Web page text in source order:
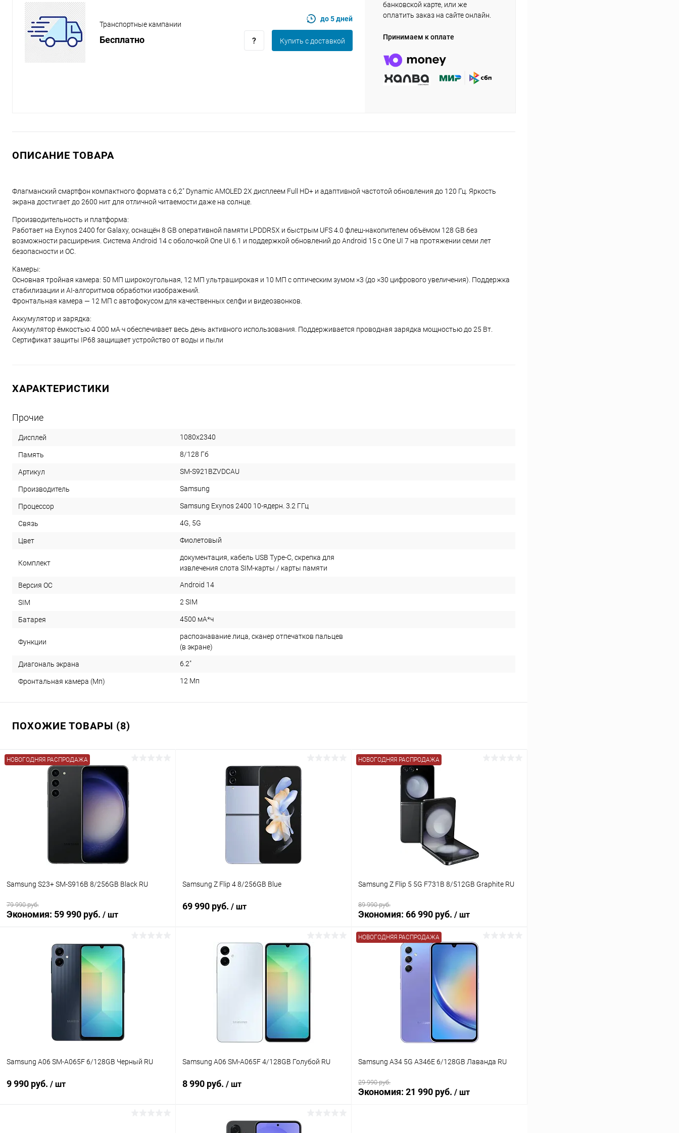
Транспортные кампании
Бесплатно
до 5 дней
Купить c доставкой
банковской карте, или же
оплатить заказ на сайте онлайн.
Принимаем к оплате
ОПИСАНИЕ ТОВАРА
Флагманский смартфон компактного формата с 6,2" Dynamic AMOLED 2X дисплеем Full HD+ и адаптивной частотой обновления до 120 Гц. Яркость
экрана достигает до 2600 нит для отличной читаемости даже на солнце.
Производительность и платформа:
Работает на Exynos 2400 for Galaxy, оснащён 8 GB оперативной памяти LPDDR5X и быстрым UFS 4.0 флеш‑накопителем объёмом 128 GB без
возможности расширения. Система Android 14 с оболочкой One UI 6.1 и поддержкой обновлений до Android 15 с One UI 7 на протяжении семи лет
безопасности и ОС.
Камеры:
Основная тройная камера: 50 МП широкоугольная, 12 МП ультраширокая и 10 МП с оптическим зумом ×3 (до ×30 цифрового увеличения). Поддержка
стабилизации и AI‑алгоритмов обработки изображений.
Фронтальная камера — 12 МП с автофокусом для качественных селфи и видеозвонков.
Аккумулятор и зарядка:
Аккумулятор ёмкостью 4 000 мА·ч обеспечивает весь день активного использования. Поддерживается проводная зарядка мощностью до 25 Вт.
Сертификат защиты IP68 защищает устройство от воды и пыли
ХАРАКТЕРИСТИКИ
Прочие
Дисплей 1080x2340
Память 8/128 Гб
Артикул SM-S921BZVDCAU
Производитель Samsung
Процессор Samsung Exynos 2400 10-ядерн. 3.2 ГГц
Связь 4G, 5G
Цвет Фиолетовый
Комплект
документация, кабель USB Type-C, скрепка для
извлечения слота SIM-карты / карты памяти
Версия ОС Android 14
SIM 2 SIM
Батарея 4500 мА*ч
Функции
распознавание лица, сканер отпечатков пальцев
(в экране)
Диагональ экрана 6.2"
Фронтальная камера (Мп) 12 Мп
ПОХОЖИЕ ТОВАРЫ (8)
НОВОГОДНЯЯ РАСПРОДАЖА
Samsung S23+ SM-S916B 8/256GB Black RU
79 990 руб.
Экономия: 59 990 руб. / шт
В корзину
К сравнению
Samsung Z Flip 4 8/256GB Blue
69 990 руб. / шт
В корзину
К сравнению
В избранное Под заказ
НОВОГОДНЯЯ РАСПРОДАЖА
Samsung Z Flip 5 5G F731B 8/512GB Graphite RU
89 990 руб.
Экономия: 66 990 руб. / шт
В корзину
К сравнению
В избранное Под заказ
Samsung A06 SM-A065F 6/128GB Черный RU
9 990 руб. / шт
Samsung A06 SM-A065F 4/128GB Голубой RU
8 990 руб. / шт
В корзину
НОВОГОДНЯЯ РАСПРОДАЖА
Samsung A34 5G A346E 6/128GB Лаванда RU
29 990 руб.
Экономия: 21 990 руб. / шт
plait.ru